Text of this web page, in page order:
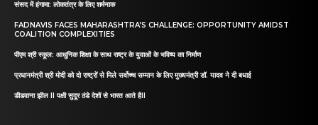
संसद में हंगामा: लोकतंत्र के लिए शर्मनाक
FADNAVIS FACES MAHARASHTRA’S CHALLENGE: OPPORTUNITY AMIDST
COALITION COMPLEXITIES
पीएम श्री स्कूल: आधुनिक शिक्षा के साथ राष्ट्र के युवाओं के भविष्य का निर्माण
प्रधानमंत्री श्री मोदी को दो राष्ट्रों से मिले सर्वोच्च सम्मान के लिए मुख्यमंत्री डॉ. यादव ने दी बधाई
डीडवाना झील II पक्षी सुदूर ठंडे देशों से भारत आते हैII